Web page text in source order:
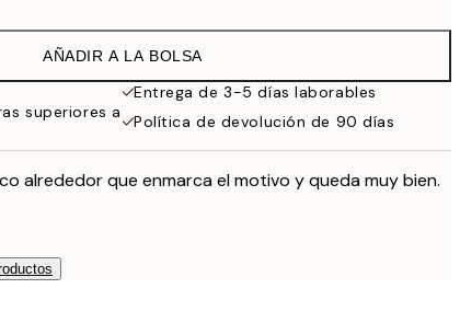
32,45 €
AÑADIR A LA BOLSA
Entrega de 3-5 días laborables
superiores a
Política de devolución de 90 días
alrededor que enmarca el motivo y queda muy bien.